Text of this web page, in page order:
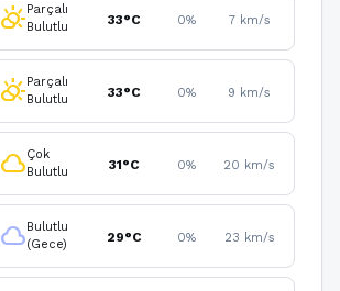
partly_cloudy_dayParçalı
Bulutlu
33°C 0% 7 km/s
partly_cloudy_dayParçalı
Bulutlu
33°C 0% 9 km/s
cloudÇok
Bulutlu
31°C 0% 20 km/s
cloudBulutlu
(Gece)
29°C 0% 23 km/s